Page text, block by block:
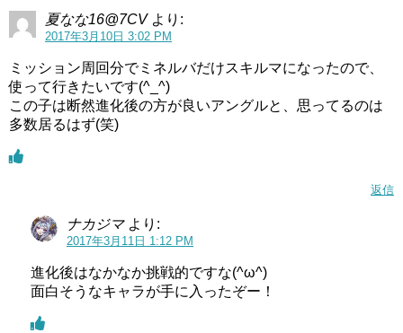
夏なな16@7CV より:
2017年3月10日 3:02 PM
ミッション周回分でミネルバだけスキルマになったので、
使って行きたいです(^_^)
この子は断然進化後の方が良いアングルと、思ってるのは
多数居るはず(笑)
返信
ナカジマ より:
2017年3月11日 1:12 PM
進化後はなかなか挑戦的ですな(^ω^)
面白そうなキャラが手に入ったぞー！